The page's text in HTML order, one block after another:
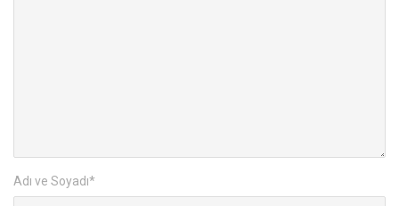
Adı ve Soyadı*